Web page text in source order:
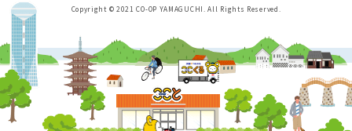
Copyright © 2021 CO-OP YAMAGUCHI. All Rights Reserved.